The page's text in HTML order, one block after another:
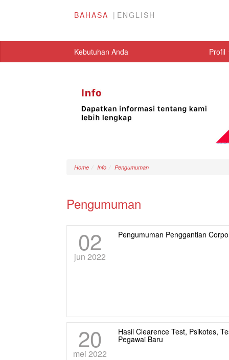
BAHASA ENGLISH
Kebutuhan Anda Profil
Home Info Pengumuman
Pengumuman
02
jun 2022
Pengumuman Penggantian
20
mei 2022
Hasil Clearence Test, Psikotes,
Pegawai Baru